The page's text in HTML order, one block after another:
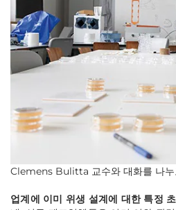
Clemens Bulitta 교수와 대화를 나
업계에 이미 위생 설계에 대한 특정